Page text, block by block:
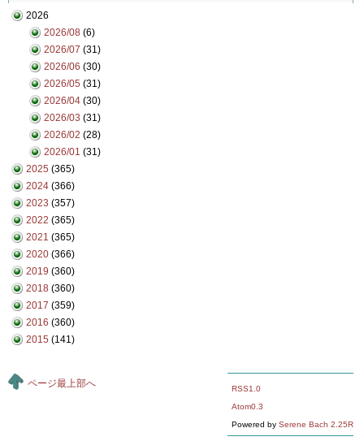
2026
2026/08 (6)
2026/07 (31)
2026/06 (30)
2026/05 (31)
2026/04 (30)
2026/03 (31)
2026/02 (28)
2026/01 (31)
2025 (365)
2024 (366)
2023 (357)
2022 (365)
2021 (365)
2020 (366)
2019 (360)
2018 (360)
2017 (359)
2016 (360)
2015 (141)
RSS1.0
Atom0.3
Powered by Serene Bach 2.25R
ページ最上部へ